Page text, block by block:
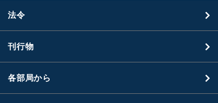
法令
刊行物
各部局から